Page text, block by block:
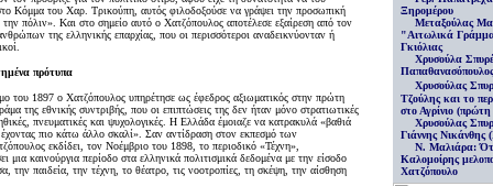
Κόμμα του Χαρ. Τρικούπη, αυτός φιλοδοξούσε να γράψει την προσωπική
την πόλιν». Και στο σημείο αυτό ο Χατζόπουλος αποτέλεσε εξαίρεση από τον
της ελληνικής επαρχίας, που οι περισσότεροι αναδεικνύονταν ή
πρότυπα
του 1897 ο Χατζόπουλος υπηρέτησε ως έφεδρος αξιωματικός στην πρώτη
της εθνικής συντριβής, που οι επιπτώσεις της δεν ήταν μόνο στρατιωτικές
πνευματικές και ψυχολογικές. Η Ελλάδα έμοιαζε να κατρακυλά «βαθιά
πιο κάτω άλλο σκαλί». Σαν αντίδραση στον εκπεσμό των
εκδίδει, τον Νοέμβριο του 1898, το περιοδικό «Τέχνη»,
μια καινούργια περίοδο στα ελληνικά πολιτισμικά δεδομένα με την είσοδο
την παιδεία, την τέχνη, το θέατρο, τις νοοτροπίες, τη σκέψη, την αίσθηση
Ξηρομέρου
Μεταξούλας
"Αιτωλικά
Γκιόλιας
Χρυσούλα
Παπαθανασόπουλος
Χρυσούλας
Τζούλης και το
στο Αγρίνιο (πρώτη
Χρυσούλας
Γιάννης Νικάνθης
Ν. Μαλιάρα:
Καλομοίρης
Χατζόπουλο